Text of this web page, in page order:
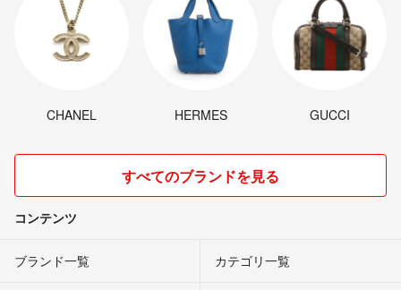
CHANEL HERMES GUCCI
すべてのブランドを見る
コンテンツ
ブランド一覧 カテゴリ一覧